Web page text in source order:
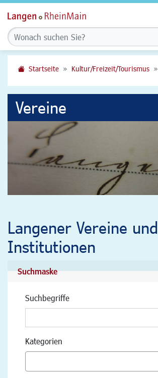
Startseite Kultur/Freizeit/Tourismus
Vereine
Langener Vereine und
Institutionen
Suchmaske
Suchbegriffe
Kategorien